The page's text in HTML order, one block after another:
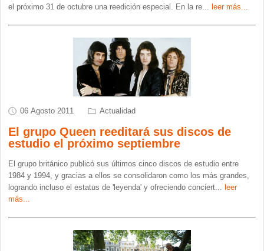
el próximo 31 de octubre una reedición especial. En la re
leer más...
06 Agosto 2011 Actualidad
El grupo Queen reeditará sus discos de
estudio el próximo septiembre
El grupo británico publicó sus últimos cinco discos de estudio entre
1984 y 1994, y gracias a ellos se consolidaron como los más grandes,
logrando incluso el estatus de 'leyenda' y ofreciendo conciert
leer
más...